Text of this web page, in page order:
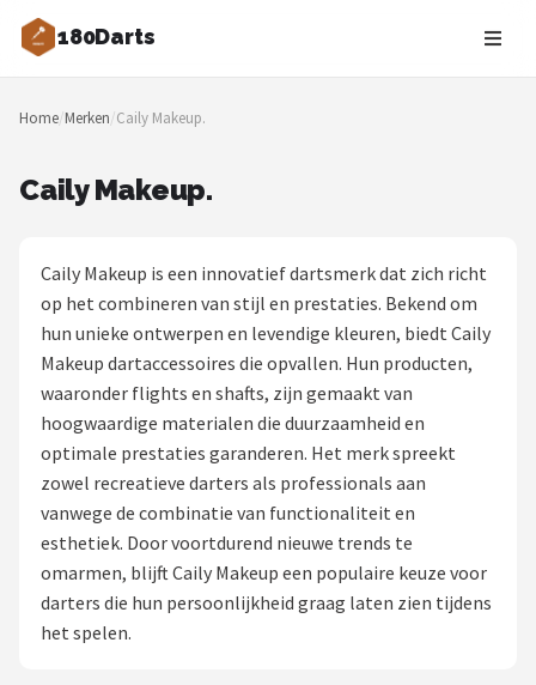
180Darts
Zoeken
NAVIGATIE
Blog
Dartspelers
Toernooien
Spelregels
Uitgooilijst
Dartshop
Home/Merken/Caily Makeup.
Caily Makeup.
Caily Makeup is een innovatief dartsmerk dat zich richt
op het combineren van stijl en prestaties. Bekend om
hun unieke ontwerpen en levendige kleuren, biedt Caily
Makeup dartaccessoires die opvallen. Hun producten,
waaronder flights en shafts, zijn gemaakt van
hoogwaardige materialen die duurzaamheid en
optimale prestaties garanderen. Het merk spreekt
zowel recreatieve darters als professionals aan
vanwege de combinatie van functionaliteit en
esthetiek. Door voortdurend nieuwe trends te
omarmen, blijft Caily Makeup een populaire keuze voor
darters die hun persoonlijkheid graag laten zien tijdens
het spelen.